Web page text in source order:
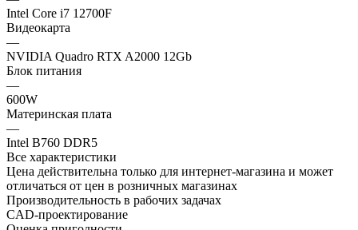
Intel Core i7 12700F
Видеокарта
—
NVIDIA Quadro RTX A2000 12Gb
Блок питания
—
600W
Материнская плата
—
Intel B760 DDR5
Все характеристики
Цена действительна только для интернет-магазина и может
отличаться от цен в розничных магазинах
Производительность в рабочих задачах
CAD-проектирование